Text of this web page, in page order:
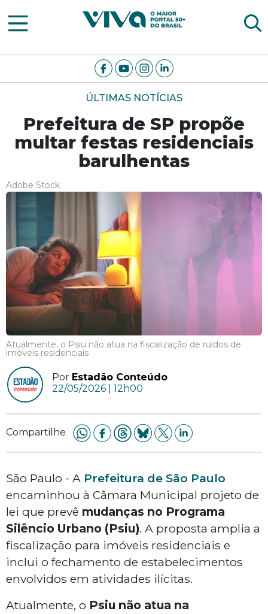
Viva Notícias
ÚLTIMAS NOTÍCIAS
Prefeitura de SP propõe
multar festas residenciais
barulhentas
Adobe Stock
Atualmente, o Psiu não atua na fiscalização de ruídos de
imóveis residenciais
Por Estadão Conteúdo
22/05/2026 | 12h00
Compartilhe
São Paulo - A Prefeitura de São Paulo
encaminhou à Câmara Municipal projeto de
lei que prevê mudanças no Programa
Silêncio Urbano (Psiu). A proposta amplia a
fiscalização para imóveis residenciais e
inclui o fechamento de estabelecimentos
envolvidos em atividades ilícitas.
Atualmente, o Psiu não atua na